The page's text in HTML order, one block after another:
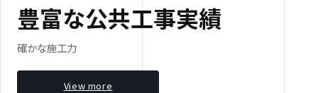
豊富な公共工事実績
確かな施工力
View more